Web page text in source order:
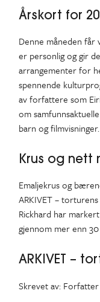
Årskort for
Denne måneden
er personlig og gir
arrangementer for
spennende
av forfattere som
om
barn og filmvisninger.
Krus og nett
Emaljekrus og
ARKIVET –
Rickhard har
gjennom mer enn 30
ARKIVET –
Skrevet av: